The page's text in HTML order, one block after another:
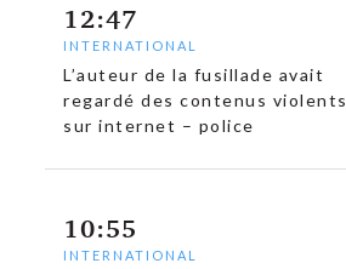
12:47
INTERNATIONAL
L’auteur de la fusillade avait
regardé des contenus violents
sur internet – police
10:55
INTERNATIONAL